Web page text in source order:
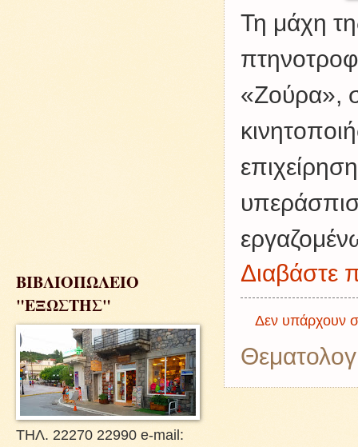
Τη μάχη
«Ζούρα»,
Διαβάστε
Δεν υπάρχουν
ΒΙΒΛΙΟΠΩΛΕΙΟ
"ΕΞΩΣΤΗΣ"
ΤΗΛ. 22270 22990 e-mail: